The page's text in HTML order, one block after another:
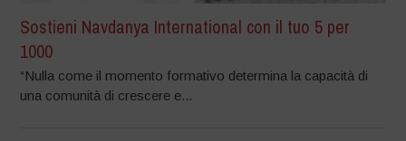
Sostieni Navdanya International con il tuo 5 per
1000
“Nulla come il momento formativo determina la capacità di
una comunità di crescere e...